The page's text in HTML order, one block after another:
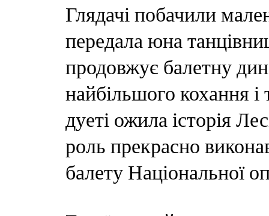
Глядачі побачили
передала юна
продовжує балетну
найбільшого кохання
дуеті ожила історія
роль прекрасно
балету Національної